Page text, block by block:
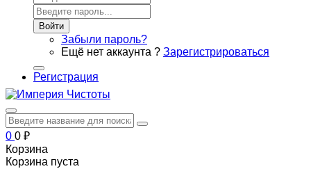
Войти
Забыли пароль?
Ещё нет аккаунта ? Зарегистрироваться
Регистрация
0 0 ₽
Корзина
Корзина пуста